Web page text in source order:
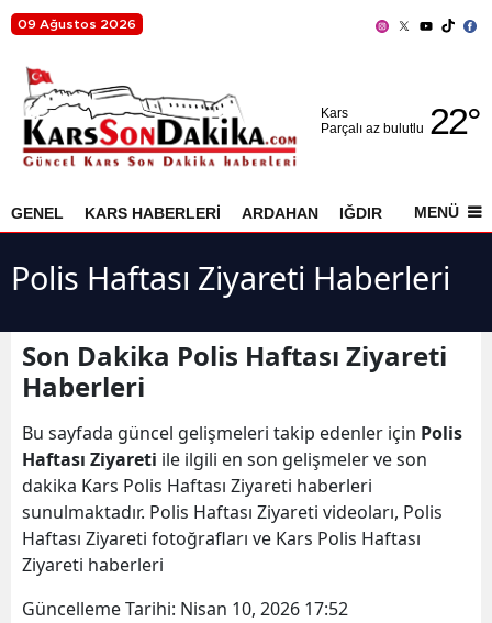
09 Ağustos 2026
Kars
Parçalı az bulutlu 22°
Adıyaman
Ağrı
Ankara
Antalya
Aydın
Balıkesir
Bilecik
Bitlis
GENEL KARS HABERLERİ ARDAHAN IĞDIR AKYAKA
MENÜ
Polis Haftası Ziyareti Haberleri
Son Dakika Polis Haftası Ziyareti
Haberleri
Bu sayfada güncel gelişmeleri takip edenler için Polis
Haftası Ziyareti ile ilgili en son gelişmeler ve son
dakika Kars Polis Haftası Ziyareti haberleri
sunulmaktadır. Polis Haftası Ziyareti videoları, Polis
Haftası Ziyareti fotoğrafları ve Kars Polis Haftası
Ziyareti haberleri
Güncelleme Tarihi: Nisan 10, 2026 17:52